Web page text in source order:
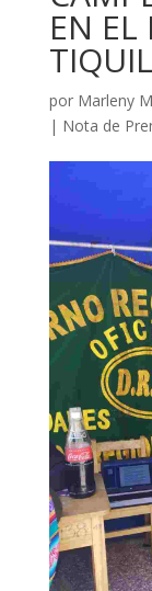
EN EL
por Marleny
| Nota de